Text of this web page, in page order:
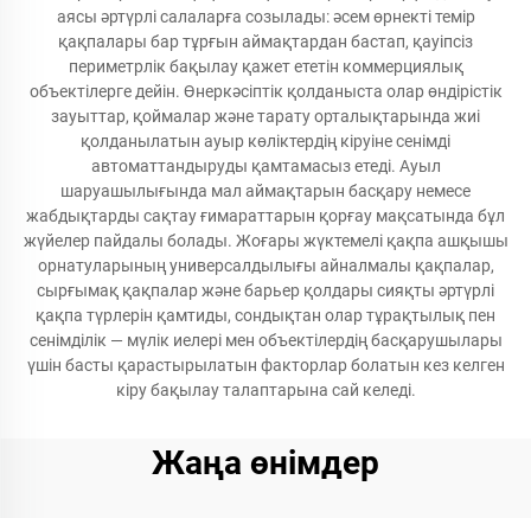
аясы әртүрлі салаларға созылады: әсем өрнекті темір
қақпалары бар тұрғын аймақтардан бастап, қауіпсіз
периметрлік бақылау қажет ететін коммерциялық
объектілерге дейін. Өнеркәсіптік қолданыста олар өндірістік
зауыттар, қоймалар және тарату орталықтарында жиі
қолданылатын ауыр көліктердің кіруіне сенімді
автоматтандыруды қамтамасыз етеді. Ауыл
шаруашылығында мал аймақтарын басқару немесе
жабдықтарды сақтау ғимараттарын қорғау мақсатында бұл
жүйелер пайдалы болады. Жоғары жүктемелі қақпа ашқышы
орнатуларының универсалдылығы айналмалы қақпалар,
сырғымақ қақпалар және барьер қолдары сияқты әртүрлі
қақпа түрлерін қамтиды, сондықтан олар тұрақтылық пен
сенімділік — мүлік иелері мен объектілердің басқарушылары
үшін басты қарастырылатын факторлар болатын кез келген
кіру бақылау талаптарына сай келеді.
Жаңа өнімдер